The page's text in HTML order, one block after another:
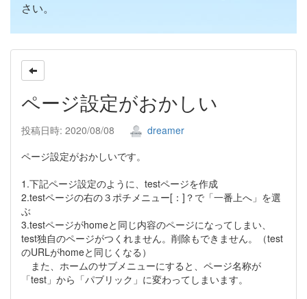
さい。
ページ設定がおかしい
投稿日時: 2020/08/08
dreamer
ページ設定がおかしいです。
1.下記ページ設定のように、testページを作成
2.testページの右の３ポチメニュー[：]？で「一番上へ」を選
ぶ
3.testページがhomeと同じ内容のページになってしまい、
test独自のページがつくれません。削除もできません。（test
のURLがhomeと同じくなる）
また、ホームのサブメニューにすると、ページ名称が
「test」から「パブリック」に変わってしまいます。